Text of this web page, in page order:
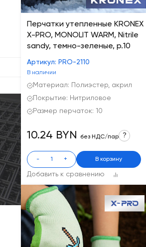
Перчатки утепленные KRONEX
X-PRO, MONOLIT WARM, Nitrile
sandy, темно-зеленые, р.10
Артикул: PRO-2110
В наличии
Материал: Полиэстер, акрил
Покрытие: Нитриловое
Размер перчаток: 10
Добавить к сравнению
10.24 BYN без НДС/пар ?
- + В корзину